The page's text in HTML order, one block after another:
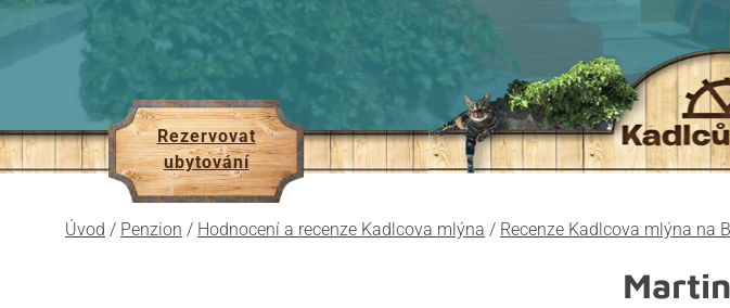
Rezervovat
ubytování
Úvod / Penzion / Hodnocení a recenze Kadlcova mlýna / Recenze Kadlcova mlýna na
Martin